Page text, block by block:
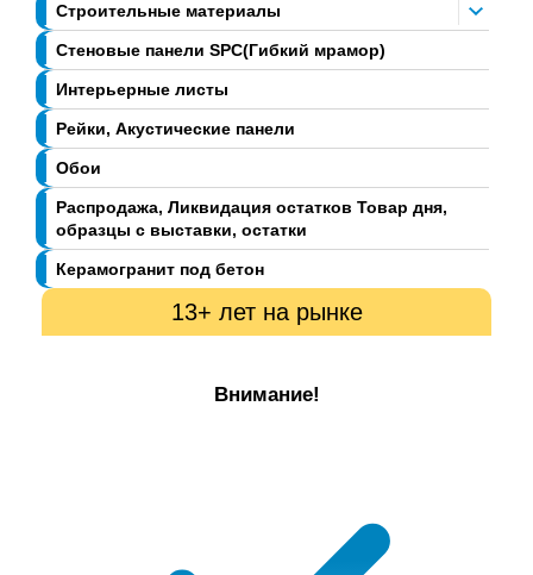
Строительные материалы
Стеновые панели SPC(Гибкий мрамор)
Интерьерные листы
Рейки, Акустические панели
Обои
Распродажа, Ликвидация остатков Товар дня,
образцы с выставки, остатки
Керамогранит под бетон
13+ лет на рынке
Внимание!